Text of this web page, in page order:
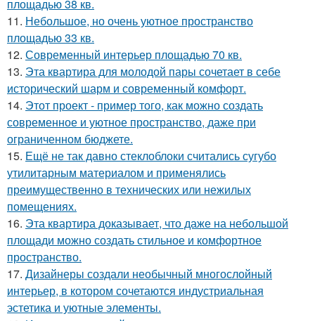
площадью 38 кв.
11. Небольшое, но очень уютное пространство
площадью 33 кв.
12. Современный интерьер площадью 70 кв.
13. Эта квартира для молодой пары сочетает в себе
исторический шарм и современный комфорт.
14. Этот проект - пример того, как можно создать
современное и уютное пространство, даже при
ограниченном бюджете.
15. Ещё не так давно стеклоблоки считались сугубо
утилитарным материалом и применялись
преимущественно в технических или нежилых
помещениях.
16. Эта квартира доказывает, что даже на небольшой
площади можно создать стильное и комфортное
пространство.
17. Дизайнеры создали необычный многослойный
интерьер, в котором сочетаются индустриальная
эстетика и уютные элементы.